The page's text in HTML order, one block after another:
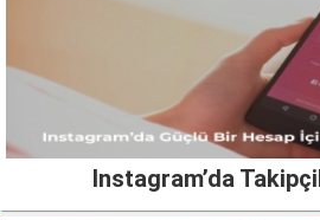
Instagram’da